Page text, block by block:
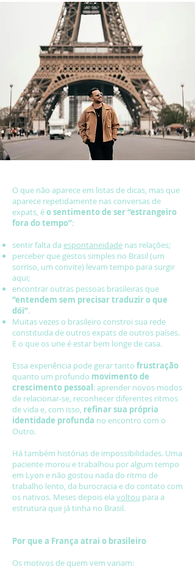
O que não aparece em listas de dicas, mas que
aparece repetidamente nas conversas de
expats, éo sentimento de ser “estrangeiro
fora do tempo”:
sentir falta da espontaneidade nas relações;
perceber que gestos simples no Brasil (um
sorriso, um convite) levam tempo para surgir
aqui;
encontrar outras pessoas brasileiras que
“entendem sem precisar traduzir o que
dói”.
Muitas vezes o brasileiro constroi sua rede
constituida de outros expats de outros países.
E o que os une é estar bem longe de casa.
Essa experiência pode gerar tanto frustração
quanto um profundo movimento de
crescimento pessoal: aprender novos modos
de relacionar-se, reconhecer diferentes ritmos
de vida e, com isso, refinar sua própria
identidade profunda no encontro com o
Outro.
Há também histórias de impossibilidades. Uma
paciente morou e trabalhou por algum tempo
em Lyon e não gostou nada do ritmo de
trabalho lento, da burocracia e do contato com
os nativos. Meses depois ela voltou para a
estrutura que já tinha no Brasil.
Por que a França atrai o brasileiro
Os motivos de quem vem variam: